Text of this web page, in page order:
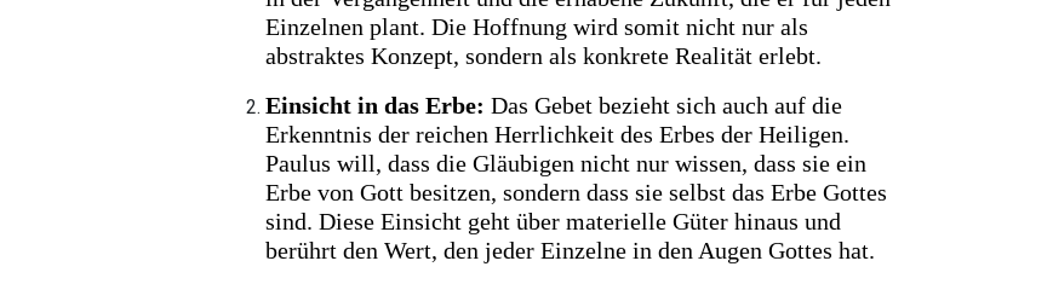
Einzelnen plant. Die Hoffnung wird somit nicht nur als
abstraktes Konzept, sondern als konkrete Realität erlebt.
Einsicht in das Erbe: Das Gebet bezieht sich auch auf die
Erkenntnis der reichen Herrlichkeit des Erbes der Heiligen.
Paulus will, dass die Gläubigen nicht nur wissen, dass sie ein
Erbe von Gott besitzen, sondern dass sie selbst das Erbe Gottes
sind. Diese Einsicht geht über materielle Güter hinaus und
berührt den Wert, den jeder Einzelne in den Augen Gottes hat.